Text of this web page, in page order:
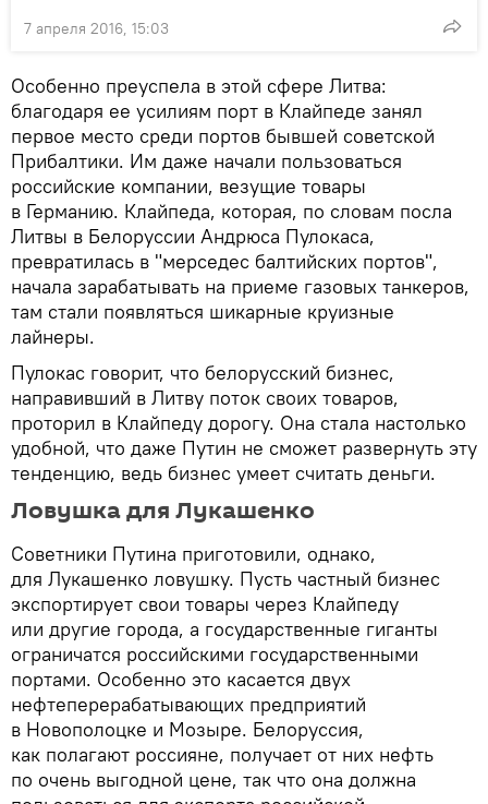
7 апреля 2016, 15:03
Особенно преуспела в этой сфере Литва:
благодаря ее усилиям порт в Клайпеде занял
первое место среди портов бывшей советской
Прибалтики. Им даже начали пользоваться
российские компании, везущие товары
в Германию. Клайпеда, которая, по словам посла
Литвы в Белоруссии Андрюса Пулокаса,
превратилась в "мерседес балтийских портов",
начала зарабатывать на приеме газовых танкеров,
там стали появляться шикарные круизные
лайнеры.
Пулокас говорит, что белорусский бизнес,
направивший в Литву поток своих товаров,
проторил в Клайпеду дорогу. Она стала настолько
удобной, что даже Путин не сможет развернуть эту
тенденцию, ведь бизнес умеет считать деньги.
Ловушка для Лукашенко
Советники Путина приготовили, однако,
для Лукашенко ловушку. Пусть частный бизнес
экспортирует свои товары через Клайпеду
или другие города, а государственные гиганты
ограничатся российскими государственными
портами. Особенно это касается двух
нефтеперерабатывающих предприятий
в Новополоцке и Мозыре. Белоруссия,
как полагают россияне, получает от них нефть
по очень выгодной цене, так что она должна